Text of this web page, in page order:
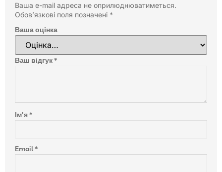
Ваша e-mail адреса не оприлюднюватиметься.
Обов’язкові поля позначені *
Ваша оцінка
Ваш відгук*
Ім'я*
Email*